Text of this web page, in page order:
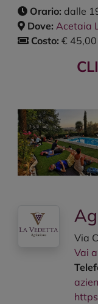
Orario: dalle
Dove: Acetaia
Costo: €
Via
Vai